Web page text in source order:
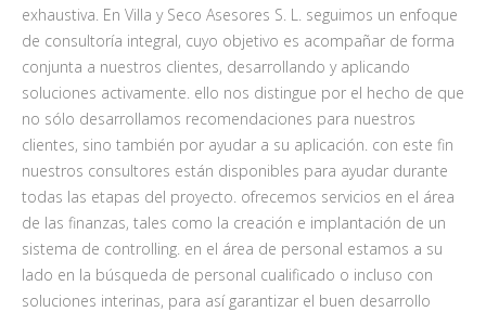
exhaustiva. En Villa y Seco Asesores S. L. seguimos un enfoque
de consultoría integral, cuyo objetivo es acompañar de forma
conjunta a nuestros clientes, desarrollando y aplicando
soluciones activamente. ello nos distingue por el hecho de que
no sólo desarrollamos recomendaciones para nuestros
clientes, sino también por ayudar a su aplicación. con este fin
nuestros consultores están disponibles para ayudar durante
todas las etapas del proyecto. ofrecemos servicios en el área
de las finanzas, tales como la creación e implantación de un
sistema de controlling. en el área de personal estamos a su
lado en la búsqueda de personal cualificado o incluso con
soluciones interinas, para así garantizar el buen desarrollo